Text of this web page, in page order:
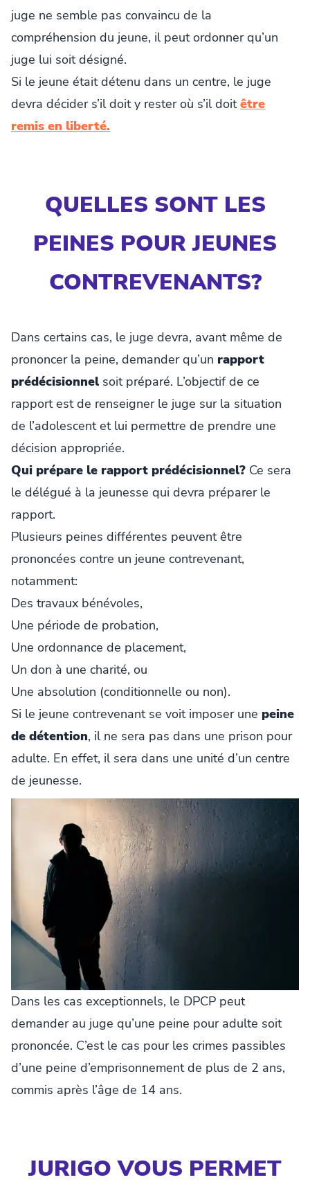
juge ne semble pas convaincu de la
compréhension du jeune, il peut ordonner qu’un
juge lui soit désigné.
Si le jeune était détenu dans un centre, le juge
devra décider s’il doit y rester où s’il doitêtre
remis en liberté.
QUELLES SONT LES
PEINES POUR JEUNES
CONTREVENANTS?
Dans certains cas, le juge devra, avant même de
prononcer la peine, demander qu’un rapport
prédécisionnel soit préparé. L’objectif de ce
rapport est de renseigner le juge sur la situation
de l’adolescent et lui permettre de prendre une
décision appropriée.
Qui prépare le rapport prédécisionnel? Ce sera
le délégué à la jeunesse qui devra préparer le
rapport.
Plusieurs peines différentes peuvent être
prononcées contre un jeune contrevenant,
notamment:
Des travaux bénévoles,
Une période de probation,
Une ordonnance de placement,
Un don à une charité, ou
Une absolution (conditionnelle ou non).
Si le jeune contrevenant se voit imposer une peine
de détention, il ne sera pas dans une prison pour
adulte. En effet, il sera dans une unité d’un centre
de jeunesse.
Dans les cas exceptionnels, le DPCP peut
demander au juge qu’une peine pour adulte soit
prononcée. C’est le cas pour les crimes passibles
d’une peine d’emprisonnement de plus de 2 ans,
commis après l’âge de 14 ans.
JURIGO VOUS PERMET